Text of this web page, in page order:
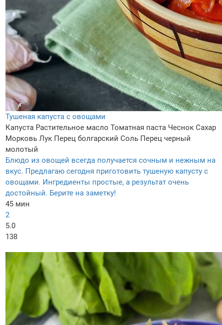
Тушеная капуста с овощами
Капуста Растительное масло Томатная паста Чеснок Сахар
Морковь Лук Перец болгарский Соль Перец черный
молотый
Блюдо из овощей всегда получается сочным и нежным на
вкус. Предлагаю сегодня приготовить тушеную капусту с
овощами. Ингредиенты простые, а результат очень
достойный. Берите на заметку!
45 мин
2
5.0
138